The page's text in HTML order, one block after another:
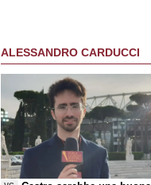
ALESSANDRO CARDUCCI